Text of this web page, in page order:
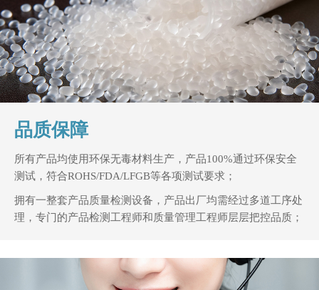
品质保障
所有产品均使用环保无毒材料生产，产品100%通过环保安全
测试，符合ROHS/FDA/LFGB等各项测试要求；
拥有一整套产品质量检测设备，产品出厂均需经过多道工序处
理，专门的产品检测工程师和质量管理工程师层层把控品质；